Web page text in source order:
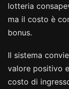
lotteria
ma il costo è
bonus.
Il sistema
valore positivo
costo di